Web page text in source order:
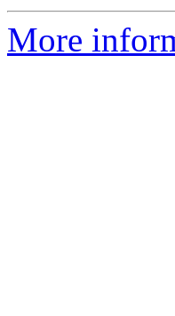
More